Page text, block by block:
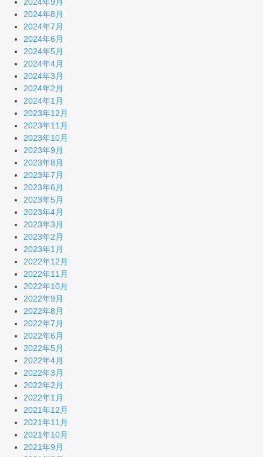
2024年8月
2024年7月
2024年6月
2024年5月
2024年4月
2024年3月
2024年2月
2024年1月
2023年12月
2023年11月
2023年10月
2023年9月
2023年8月
2023年7月
2023年6月
2023年5月
2023年4月
2023年3月
2023年2月
2023年1月
2022年12月
2022年11月
2022年10月
2022年9月
2022年8月
2022年7月
2022年6月
2022年5月
2022年4月
2022年3月
2022年2月
2022年1月
2021年12月
2021年11月
2021年10月
2021年9月